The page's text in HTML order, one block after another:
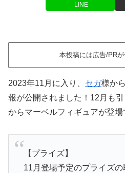
LINE
本投稿には広告/PR
2023年11月に入り、 セガ様か
報が公開されました！12月も引
からマーベルフィギュアが登場
【プライズ】
11月登場予定のプライズ